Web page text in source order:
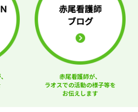
赤尾看護師が、
ラオスでの活動の様子等を
お伝えします